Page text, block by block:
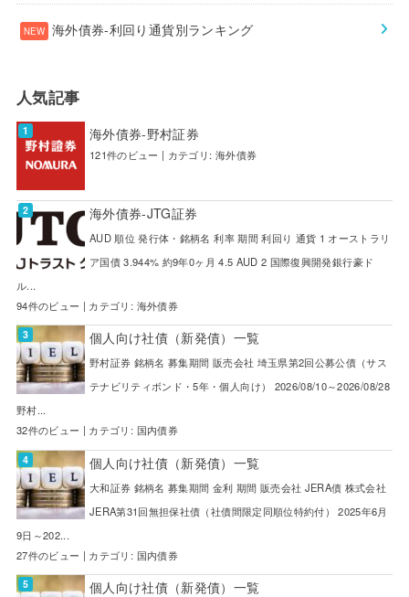
海外債券-利回り通貨別ランキング
人気記事
海外債券-野村証券
121件のビュー | カテゴリ: 海外債券
海外債券-JTG証券
AUD 順位 発行体・銘柄名 利率 期間 利回り 通貨 1 オーストラリ
ア国債 3.944% 約9年0ヶ月 4.5 AUD 2 国際復興開発銀行豪ド
ル...
94件のビュー | カテゴリ: 海外債券
個人向け社債（新発債）一覧
野村証券 銘柄名 募集期間 販売会社 埼玉県第2回公募公債（サス
テナビリティボンド・5年・個人向け） 2026/08/10～2026/08/28
野村...
32件のビュー | カテゴリ: 国内債券
個人向け社債（新発債）一覧
大和証券 銘柄名 募集期間 金利 期間 販売会社 JERA債 株式会社
JERA第31回無担保社債（社債間限定同順位特約付） 2025年6月
9日～202...
27件のビュー | カテゴリ: 国内債券
個人向け社債（新発債）一覧